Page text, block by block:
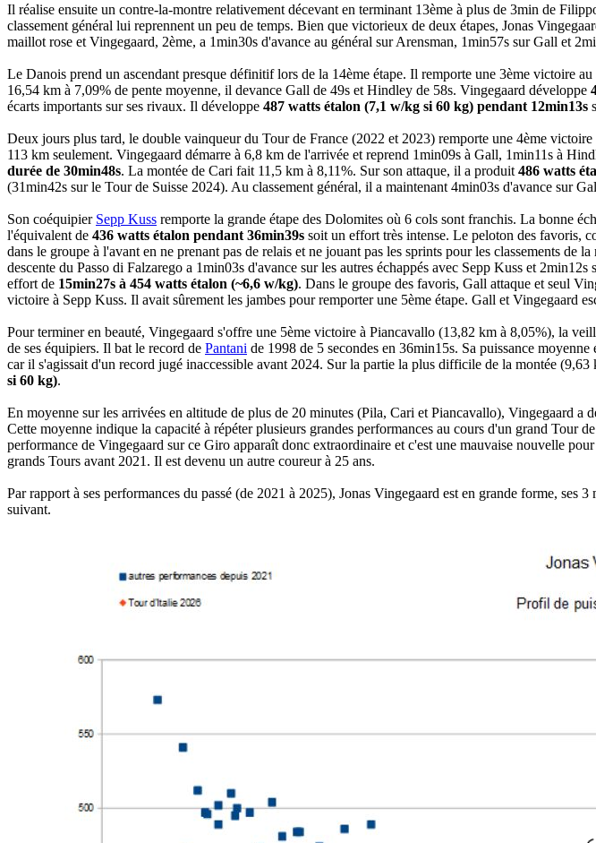
Il réalise ensuite un contre-la-montre relativement décevant en terminant 13ème à plus de 3min de
classement général lui reprennent un peu de temps. Bien que victorieux de deux étapes, Jonas
maillot rose et Vingegaard, 2ème, a 1min30s d'avance au général sur Arensman, 1min57s sur Gall et
Le Danois prend un ascendant presque définitif lors de la 14ème étape. Il remporte une 3ème victoire
16,54 km à 7,09% de pente moyenne, il devance Gall de 49s et Hindley de 58s. Vingegaard développe
écarts importants sur ses rivaux. Il développe 487 watts étalon (7,1 w/kg si 60 kg) pendant 12min13s
Deux jours plus tard, le double vainqueur du Tour de France (2022 et 2023) remporte une 4ème
113 km seulement. Vingegaard démarre à 6,8 km de l'arrivée et reprend 1min09s à Gall, 1min11s à
durée de 30min48s. La montée de Cari fait 11,5 km à 8,11%. Sur son attaque, il a produit 486 watts
(31min42s sur le Tour de Suisse 2024). Au classement général, il a maintenant 4min03s d'avance sur
Son coéquipier Sepp Kuss remporte la grande étape des Dolomites où 6 cols sont franchis. La bonne
l'équivalent de 436 watts étalon pendant 36min39s soit un effort très intense. Le peloton des favoris,
dans le groupe à l'avant en ne prenant pas de relais et ne jouant pas les sprints pour les classements
descente du Passo di Falzarego a 1min03s d'avance sur les autres échappés avec Sepp Kuss et
effort de 15min27s à 454 watts étalon (~6,6 w/kg). Dans le groupe des favoris, Gall attaque et seul
victoire à Sepp Kuss. Il avait sûrement les jambes pour remporter une 5ème étape. Gall et Vingegaard
Pour terminer en beauté, Vingegaard s'offre une 5ème victoire à Piancavallo (13,82 km à 8,05%), la
de ses équipiers. Il bat le record de Pantani de 1998 de 5 secondes en 36min15s. Sa puissance moyenne
car il s'agissait d'un record jugé inaccessible avant 2024. Sur la partie la plus difficile de la montée
si 60 kg).
En moyenne sur les arrivées en altitude de plus de 20 minutes (Pila, Cari et Piancavallo), Vingegaard
Cette moyenne indique la capacité à répéter plusieurs grandes performances au cours d'un grand
performance de Vingegaard sur ce Giro apparaît donc extraordinaire et c'est une mauvaise nouvelle
grands Tours avant 2021. Il est devenu un autre coureur à 25 ans.
Par rapport à ses performances du passé (de 2021 à 2025), Jonas Vingegaard est en grande forme,
suivant.